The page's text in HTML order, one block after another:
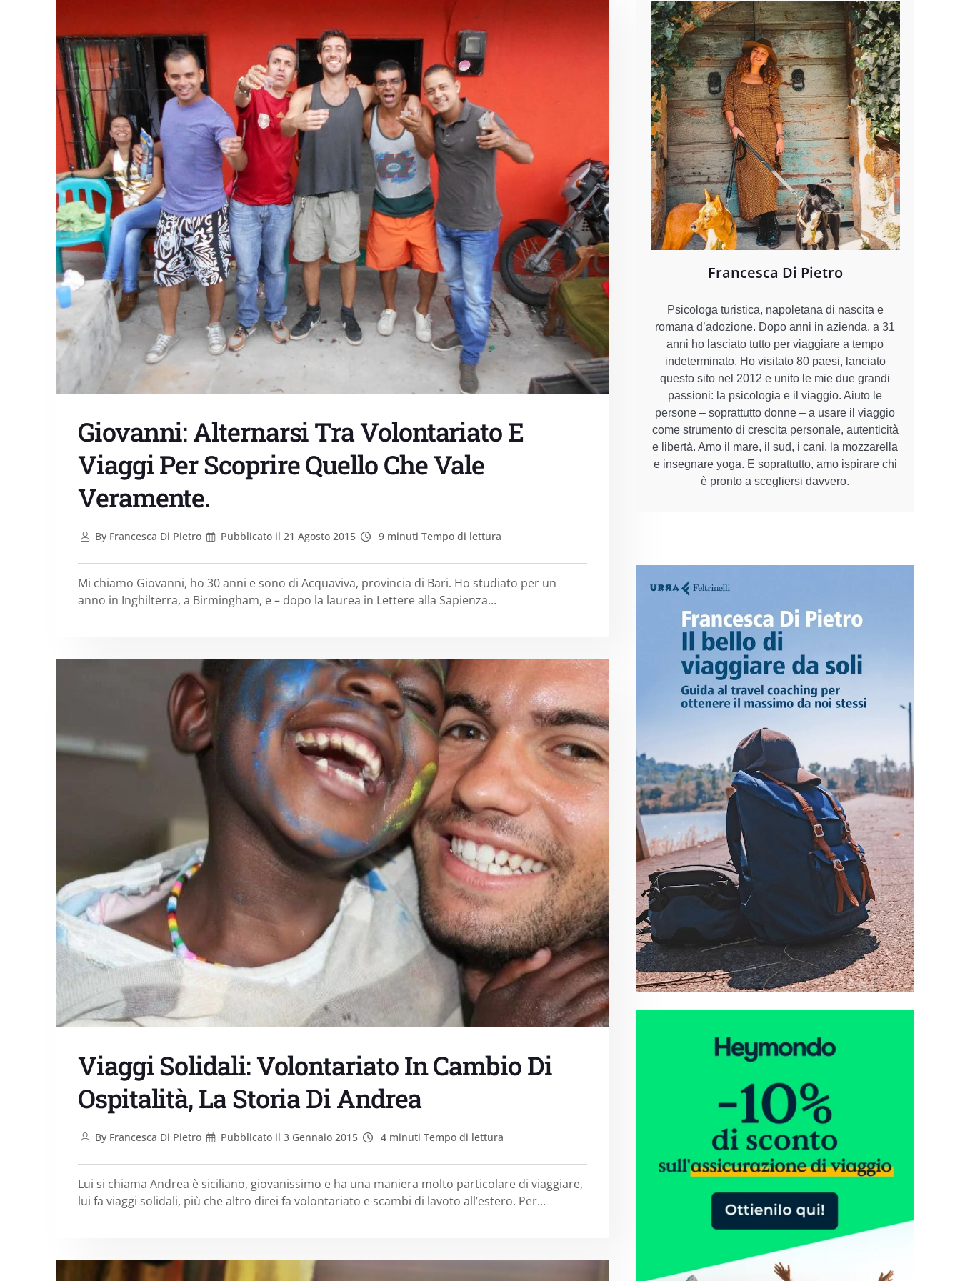
Giovanni: Alternarsi Tra Volontariato E
Viaggi Per Scoprire Quello Che Vale
Veramente.
ByFrancesca Di Pietro Pubblicato il 21 Agosto 2015 9 minuti Tempo di lettura
Mi chiamo Giovanni, ho 30 anni e sono di Acquaviva, provincia di Bari. Ho studiato per un
anno in Inghilterra, a Birmingham, e – dopo la laurea in Lettere alla Sapienza...
Viaggi Solidali: Volontariato In Cambio Di
Ospitalità, La Storia Di Andrea
ByFrancesca Di Pietro Pubblicato il 3 Gennaio 2015 4 minuti Tempo di lettura
Lui si chiama Andrea è siciliano, giovanissimo e ha una maniera molto particolare di viaggiare,
lui fa viaggi solidali, più che altro direi fa volontariato e scambi di lavoto all’estero. Per...
Francesca Di Pietro
Psicologa turistica, napoletana di nascita e
romana d’adozione. Dopo anni in azienda, a 31
anni ho lasciato tutto per viaggiare a tempo
indeterminato. Ho visitato 80 paesi, lanciato
questo sito nel 2012 e unito le mie due grandi
passioni: la psicologia e il viaggio. Aiuto le
persone – soprattutto donne – a usare il viaggio
come strumento di crescita personale, autenticità
e libertà. Amo il mare, il sud, i cani, la mozzarella
e insegnare yoga. E soprattutto, amo ispirare chi
è pronto a scegliersi davvero.